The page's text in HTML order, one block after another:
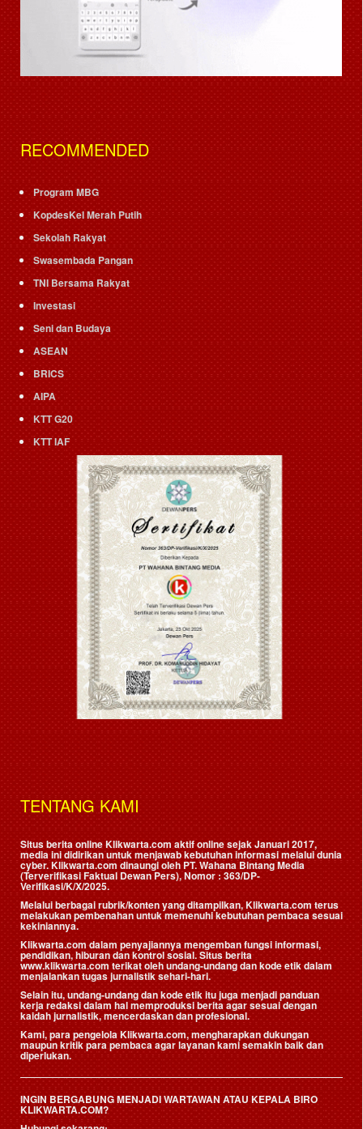
RECOMMENDED
Program MBG
KopdesKel Merah Putih
Sekolah Rakyat
Swasembada Pangan
TNI Bersama Rakyat
Investasi
Seni dan Budaya
ASEAN
BRICS
AIPA
KTT G20
KTT IAF
TENTANG KAMI
Situs berita online Klikwarta.com aktif online sejak Januari 2017,
media ini didirikan untuk menjawab kebutuhan informasi melalui dunia
cyber. Klikwarta.com dinaungi oleh PT. Wahana Bintang Media
(Terverifikasi Faktual Dewan Pers), Nomor : 363/DP-
Verifikasi/K/X/2025.
Melalui berbagai rubrik/konten yang ditampilkan, Klikwarta.com terus
melakukan pembenahan untuk memenuhi kebutuhan pembaca sesuai
kekiniannya.
Klikwarta.com dalam penyajiannya mengemban fungsi informasi,
pendidikan, hiburan dan kontrol sosial. Situs berita
www.klikwarta.com terikat oleh undang-undang dan kode etik dalam
menjalankan tugas jurnalistik sehari-hari.
Selain itu, undang-undang dan kode etik itu juga menjadi panduan
kerja redaksi dalam hal memproduksi berita agar sesuai dengan
kaidah jurnalistik, mencerdaskan dan profesional.
Kami, para pengelola Klikwarta.com, mengharapkan dukungan
maupun kritik para pembaca agar layanan kami semakin baik dan
diperlukan.
INGIN BERGABUNG MENJADI WARTAWAN ATAU KEPALA BIRO
KLIKWARTA.COM?